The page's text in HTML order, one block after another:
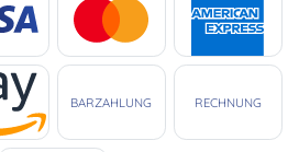
BARZAHLUNG RECHNUNG